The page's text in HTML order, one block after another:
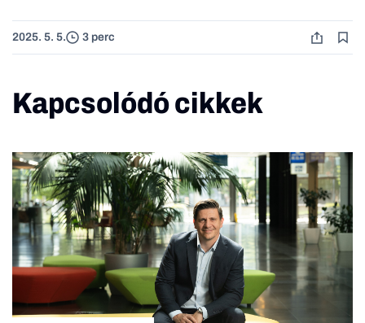
2025. 5. 5. 3 perc
Kapcsolódó cikkek